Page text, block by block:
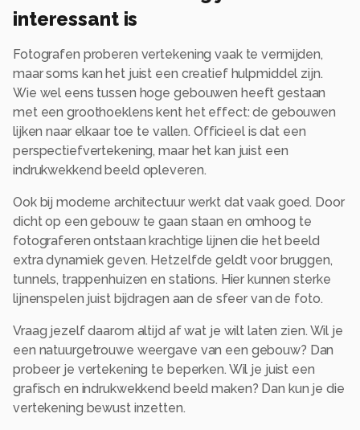
interessant is
Fotografen proberen vertekening vaak te vermijden,
maar soms kan het juist een creatief hulpmiddel zijn.
Wie wel eens tussen hoge gebouwen heeft gestaan
met een groothoeklens kent het effect: de gebouwen
lijken naar elkaar toe te vallen. Officieel is dat een
perspectiefvertekening, maar het kan juist een
indrukwekkend beeld opleveren.
Ook bij moderne architectuur werkt dat vaak goed. Door
dicht op een gebouw te gaan staan en omhoog te
fotograferen ontstaan krachtige lijnen die het beeld
extra dynamiek geven. Hetzelfde geldt voor bruggen,
tunnels, trappenhuizen en stations. Hier kunnen sterke
lijnenspelen juist bijdragen aan de sfeer van de foto.
Vraag jezelf daarom altijd af wat je wilt laten zien. Wil je
een natuurgetrouwe weergave van een gebouw? Dan
probeer je vertekening te beperken. Wil je juist een
grafisch en indrukwekkend beeld maken? Dan kun je die
vertekening bewust inzetten.